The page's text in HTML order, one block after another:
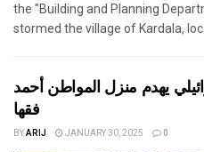
the "Building and Planning
stormed the village of Kardala,
يهدم منزل المواطن أحمد
فقها
BYARIJ JANUARY 30, 2025 0